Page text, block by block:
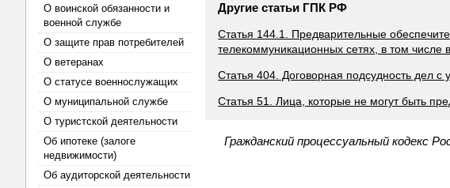
О воинской обязанности и
военной службе
О защите прав потребителей
О ветеранах
О статусе военнослужащих
О муниципальной службе
О туристской деятельности
Об ипотеке (залоге
недвижимости)
Об аудиторской деятельности
Другие статьи ГПК РФ
Статья 144.1. Предварительные
телекоммуникационных сетях, в том числе
Статья 404. Договорная подсудность дел с
Статья 51. Лица, которые не могут быть
Гражданский процессуальный кодекс